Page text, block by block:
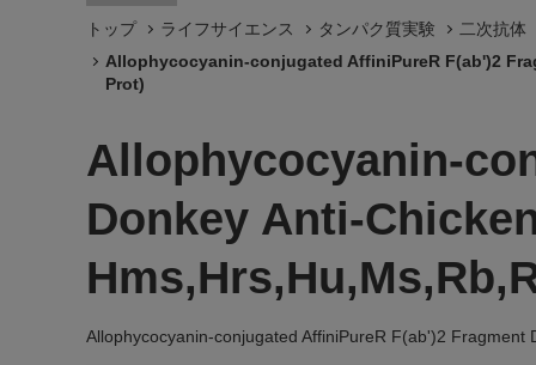
トップ ライフサイエンス タンパク質実験 二次抗体
Allophycocyanin-conjugated AffiniPureR F(ab')2
Prot)
Allophycocyanin-
Donkey Anti-
Allophycocyanin-conjugated AffiniPureR F(ab')2 Fragment